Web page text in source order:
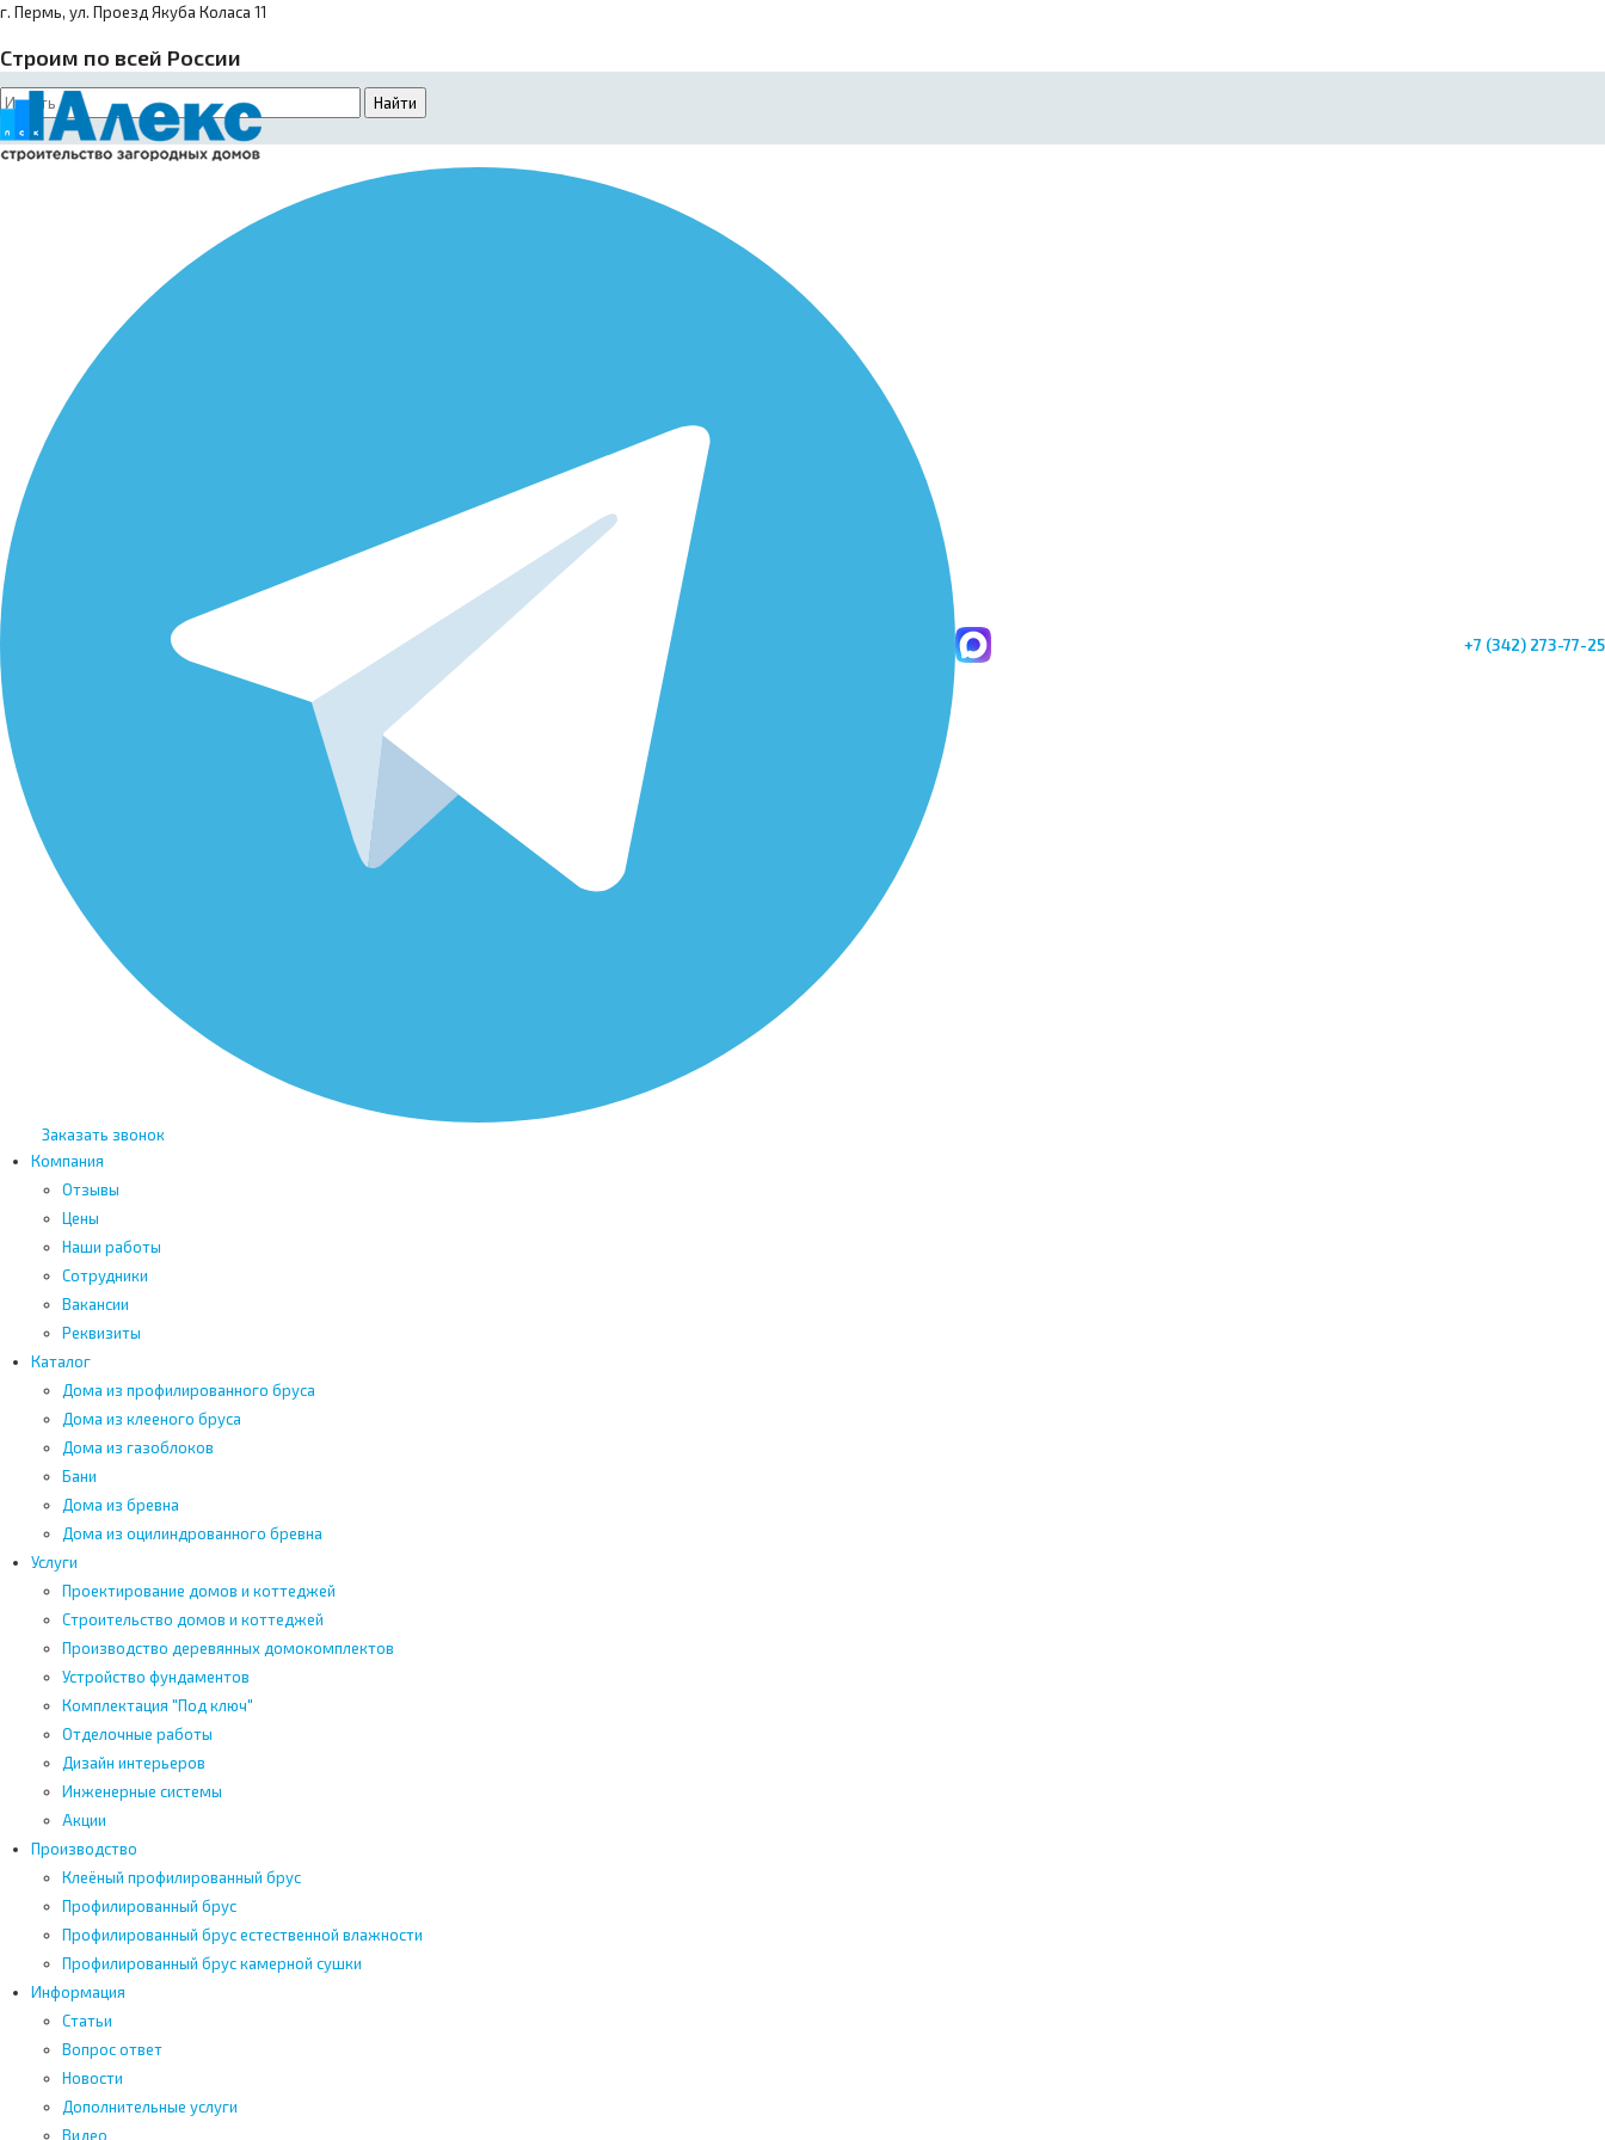
г. Пермь, ул. Проезд Якуба Коласа 11
Строим по всей России
+7 (342) 273-77-25
Заказать звонок
Компания
Отзывы
Цены
Наши работы
Сотрудники
Вакансии
Реквизиты
Каталог
Дома из профилированного бруса
Дома из клееного бруса
Дома из газоблоков
Бани
Дома из бревна
Дома из оцилиндрованного бревна
Услуги
Проектирование домов и коттеджей
Строительство домов и коттеджей
Производство деревянных домокомплектов
Устройство фундаментов
Комплектация "Под ключ"
Отделочные работы
Дизайн интерьеров
Инженерные системы
Акции
Производство
Клеёный профилированный брус
Профилированный брус
Профилированный брус естественной влажности
Профилированный брус камерной сушки
Информация
Статьи
Вопрос ответ
Новости
Дополнительные услуги
Видео